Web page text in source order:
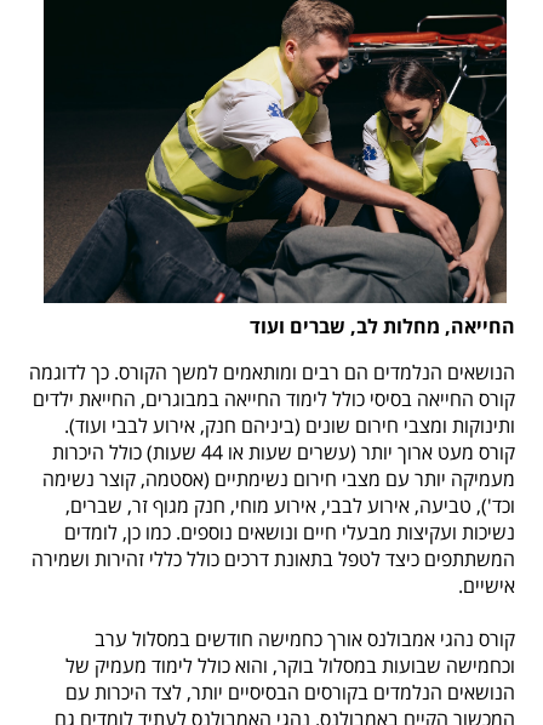
החייאה, מחלות לב, שברים ועוד
הנושאים הנלמדים הם רבים ומותאמים למשך הקורס. כך לדוגמה
קורס החייאה בסיסי כולל לימוד החייאה במבוגרים, החייאת ילדים
ותינוקות ומצבי חירום שונים (ביניהם חנק, אירוע לבבי ועוד).
קורס מעט ארוך יותר (עשרים שעות או 44 שעות) כולל היכרות
מעמיקה יותר עם מצבי חירום נשימתיים (אסטמה, קוצר נשימה
וכד'), טביעה, אירוע לבבי, אירוע מוחי, חנק מגוף זר, שברים,
נשיכות ועקיצות מבעלי חיים ונושאים נוספים. כמו כן, לומדים
המשתתפים כיצד לטפל בתאונת דרכים כולל כללי זהירות ושמירה
אישיים.
קורס נהגי אמבולנס אורך כחמישה חודשים במסלול ערב
וכחמישה שבועות במסלול בוקר, והוא כולל לימוד מעמיק של
הנושאים הנלמדים בקורסים הבסיסיים יותר, לצד היכרות עם
המכשור הקיים באמבולנס. נהגי האמבולנס לעתיד לומדים גם